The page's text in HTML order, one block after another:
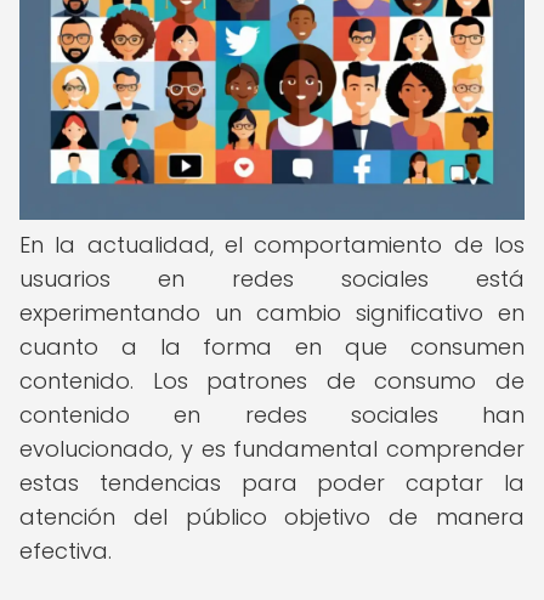
En la actualidad, el comportamiento de los
usuarios en redes sociales está
experimentando un cambio significativo en
cuanto a la forma en que consumen
contenido. Los patrones de consumo de
contenido en redes sociales han
evolucionado, y es fundamental comprender
estas tendencias para poder captar la
atención del público objetivo de manera
efectiva.